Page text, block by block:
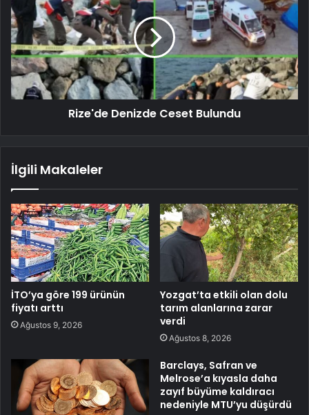
Rize'de Denizde Ceset Bulundu
İlgili Makaleler
İTO’ya göre 199 ürünün
fiyatı arttı
Ağustos 9, 2026
Yozgat’ta etkili olan dolu
tarım alanlarına zarar
verdi
Ağustos 8, 2026
Barclays, Safran ve
Melrose’a kıyasla daha
zayıf büyüme kaldıracı
nedeniyle MTU’yu düşürdü